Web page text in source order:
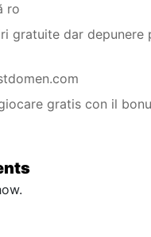
ro
gratuite dar depunere
gratis con il